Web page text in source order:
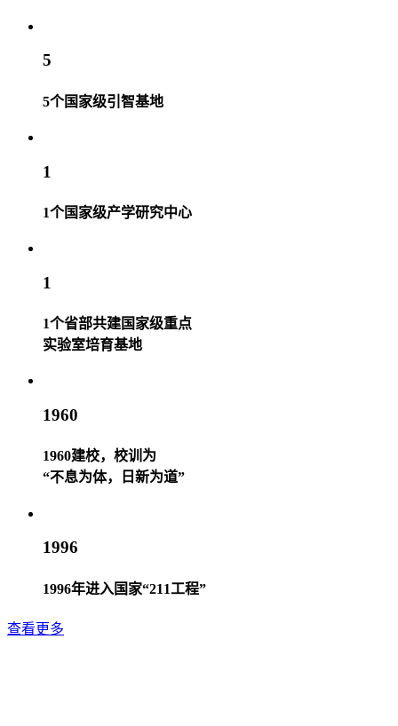
5
5个国家级引智基地
1
1个国家级产学研究中心
1
1个省部共建国家级重点
实验室培育基地
1960
1960建校，校训为
“不息为体，日新为道”
1996
1996年进入国家“211工程”
查看更多